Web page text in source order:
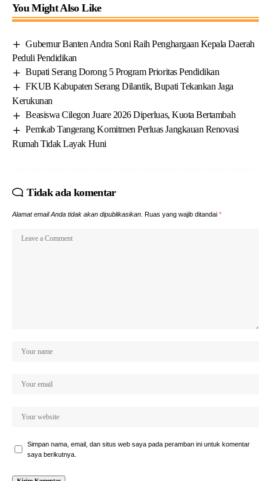
You Might Also Like
Gubernur Banten Andra Soni Raih Penghargaan Kepala Daerah
Peduli Pendidikan
Bupati Serang Dorong 5 Program Prioritas Pendidikan
FKUB Kabupaten Serang Dilantik, Bupati Tekankan Jaga
Kerukunan
Beasiswa Cilegon Juare 2026 Diperluas, Kuota Bertambah
Pemkab Tangerang Komitmen Perluas Jangkauan Renovasi
Rumah Tidak Layak Huni
Tidak ada komentar
Alamat email Anda tidak akan dipublikasikan. Ruas yang wajib ditandai *
Simpan nama, email, dan situs web saya pada peramban ini untuk komentar
saya berikutnya.